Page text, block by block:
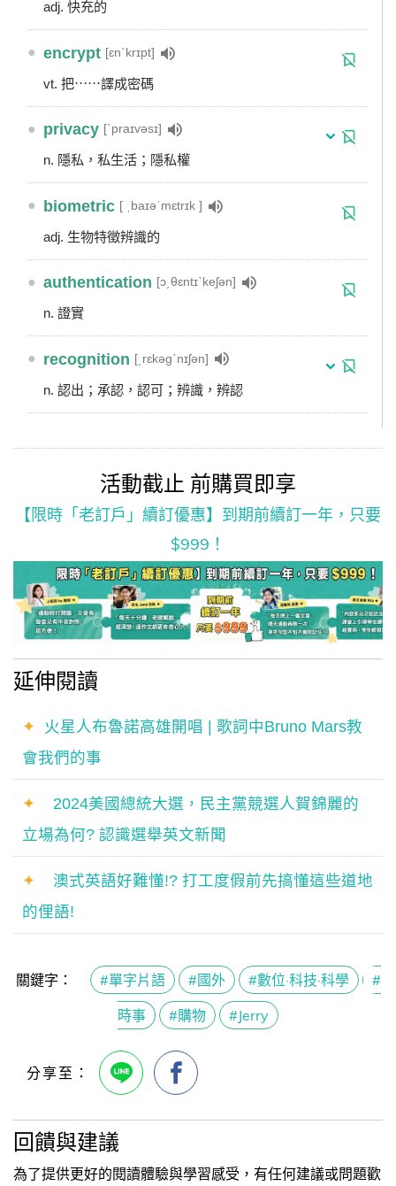
adj. 快充的
● encrypt [ɛnˋkrɪpt]
vt. 把⋯⋯譯成密碼
● privacy [ˋpraɪvəsɪ]
n. 隱私，私生活；隱私權
● biometric [ ˌbaɪəˈmɛtrɪk ]
adj. 生物特徵辨識的
● authentication [ɔ͵θɛntɪˋkeʃən]
n. 證實
● recognition [͵rɛkəgˋnɪʃən]
n. 認出；承認，認可；辨識，辨認
活動截止 前購買即享
【限時「老訂戶」續訂優惠】到期前續訂一年，只要
$999！
延伸閱讀
✦
火星人布魯諾高雄開唱 | 歌詞中Bruno Mars教
會我們的事
✦
2024美國總統大選，民主黨競選人賀錦麗的
立場為何? 認識選舉英文新聞
✦
澳式英語好難懂!? 打工度假前先搞懂這些道地
的俚語!
關鍵字： #單字片語 #國外 #數位·科技·科學
#
時事
#購物 #Jerry
回饋與建議
為了提供更好的閱讀體驗與學習感受，有任何建議或問題歡